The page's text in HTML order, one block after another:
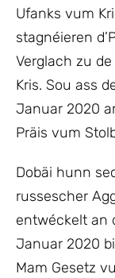
Ufanks vum
stagnéieren
Verglach zu
Kris. Sou ass
Januar 2020
Präis vum
Dobäi hunn
russescher
entwéckelt an
Januar 2020
Mam Gesetz